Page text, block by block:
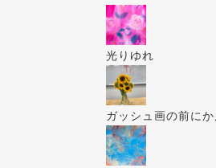
光りゆれ
ガッシュ画の前に